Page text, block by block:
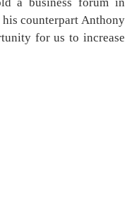
counterpart Anthony
for us to increase